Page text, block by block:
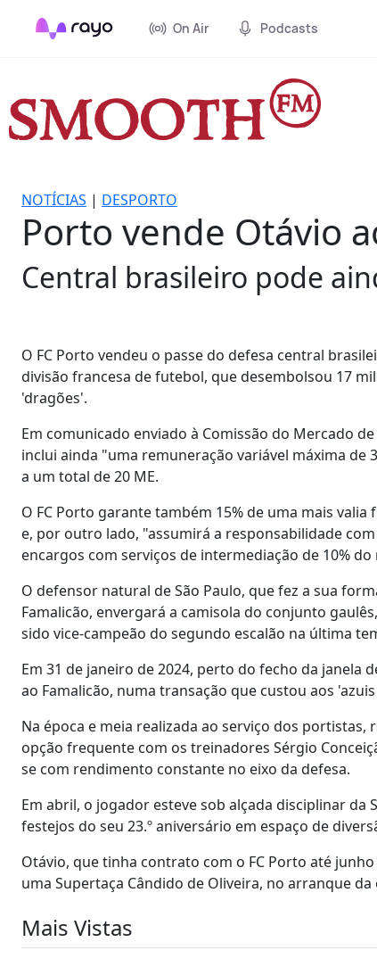
On Air Podcasts
NOTÍCIAS | DESPORTO
Porto vende Otávio
Central brasileiro pode
O FC Porto vendeu o passe do defesa central
divisão francesa de futebol, que desembolsou 17
'dragões'.
Em comunicado enviado à Comissão do Mercado
inclui ainda "uma remuneração variável máxima
a um total de 20 ME.
O FC Porto garante também 15% de uma mais
e, por outro lado, "assumirá a responsabilidade
encargos com serviços de intermediação de 10%
O defensor natural de São Paulo, que fez a sua
Famalicão, envergará a camisola do conjunto
sido vice-campeão do segundo escalão na última
Em 31 de janeiro de 2024, perto do fecho da janela
ao Famalicão, numa transação que custou aos
Na época e meia realizada ao serviço dos
opção frequente com os treinadores Sérgio
se com rendimento constante no eixo da defesa.
Em abril, o jogador esteve sob alçada disciplinar
festejos do seu 23.º aniversário em espaço de
Otávio, que tinha contrato com o FC Porto até
uma Supertaça Cândido de Oliveira, no arranque da
Mais Vistas